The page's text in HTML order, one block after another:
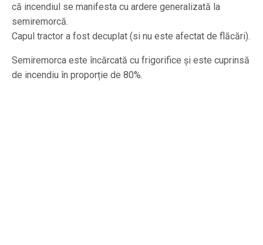
că incendiul se manifesta cu ardere generalizată la
semiremorcă.
Capul tractor a fost decuplat (si nu este afectat de flăcări).
Semiremorca este încărcată cu frigorifice și este cuprinsă
de incendiu în proporție de 80%.